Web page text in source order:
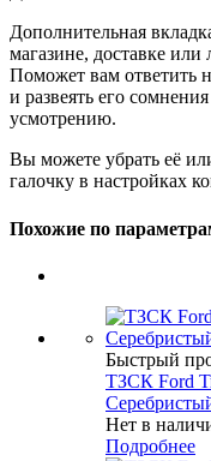
Дополнительная
магазине, доставке
Поможет вам ответить
и развеять его
усмотрению.
Вы можете убрать её
галочку в настройках
Похожие по
Быстрый
ТЗСК Ford
Нет в
Подробнее